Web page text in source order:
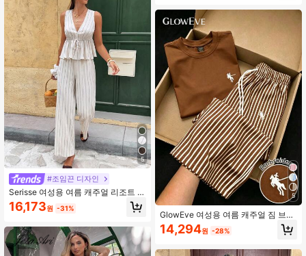
5
#조임끈 디자인
Serisse 여성용 여름 캐주얼 리조트 민
소매 줄무늬 허리 끈 민소매 상의와 바
지 2피스 세트 여성 휴가 복장 여성 일
16,173원 -31%
5
GlowEve 여성용 여름 캐주얼 짐 브라
운 & 화이트 폴카 도트 자수 라운드 넥
반팔 타이트 티셔츠 및 스트라이프 프
14,294원 -28%